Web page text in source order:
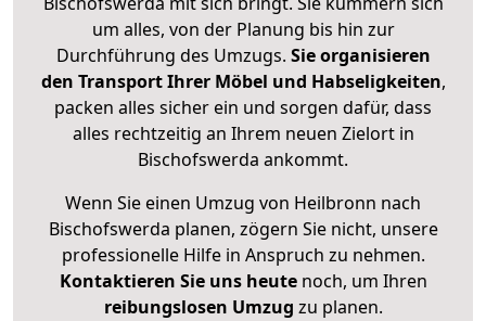
um alles, von der Planung bis hin zur
Durchführung des Umzugs. Sie organisieren
den Transport Ihrer Möbel und Habseligkeiten,
packen alles sicher ein und sorgen dafür, dass
alles rechtzeitig an Ihrem neuen Zielort in
Bischofswerda ankommt.
Wenn Sie einen Umzug von Heilbronn nach
Bischofswerda planen, zögern Sie nicht, unsere
professionelle Hilfe in Anspruch zu nehmen.
Kontaktieren Sie uns heutenoch, um Ihren
reibungslosen Umzug zu planen.